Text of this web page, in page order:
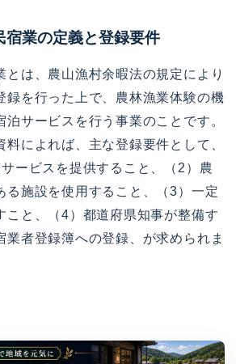
宿業の定義と登録要件
とは、農山漁村余暇法の規定により
録を行った上で、農林漁業体験の機
サービスを行う事業のことです。
料によれば、主な登録要件として、
サービスを提供すること、（2）農
る施設を使用すること、（3）一定
こと、（4）都道府県知事が整備す
業者登録簿への登録、が求められま